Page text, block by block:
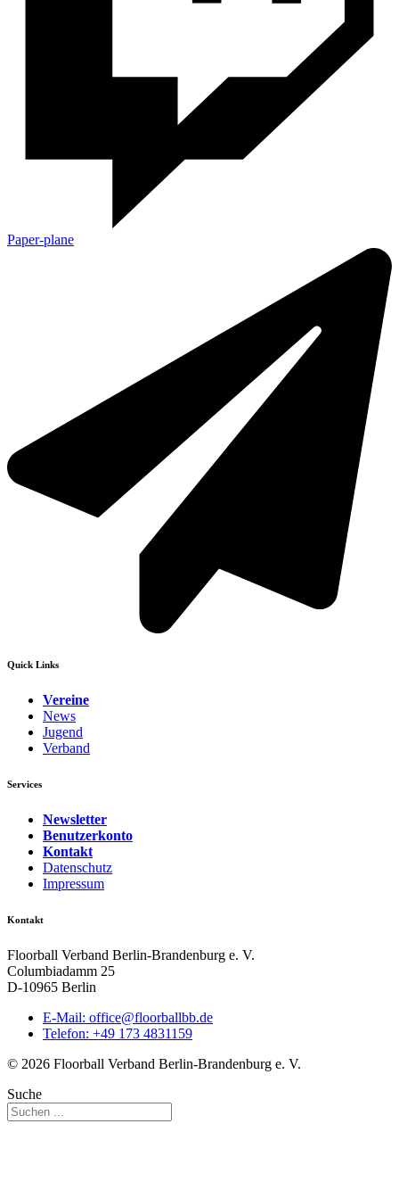
Paper-plane
Quick Links
Vereine
News
Jugend
Verband
Services
Newsletter
Benutzerkonto
Kontakt
Datenschutz
Impressum
Kontakt
Floorball Verband Berlin-Brandenburg e. V.
Columbiadamm 25
D-10965 Berlin
E-Mail: ed.bbllabroolf@eciffo
Telefon: +49 173 4831159
© 2026 Floorball Verband Berlin-Brandenburg e. V.
Suche